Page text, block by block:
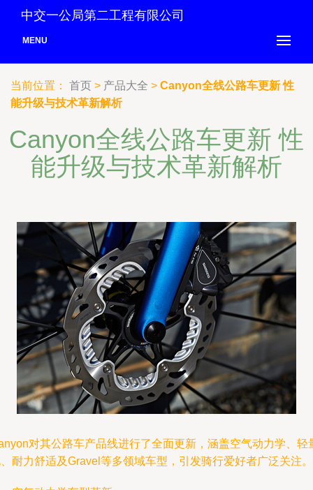
中交一公局第二工程有限公司
MENU
当前位置： 首页 > 产品大全 > Canyon全线公路车更新 性
能升级与技术革新解析
Canyon全线公路车更新 性
能升级与技术革新解析
对其公路车产品线进行了全面更新，涵盖空气动力学、轻
耐力舒适及Gravel等多领域车型，引发骑行爱好者广泛关注。